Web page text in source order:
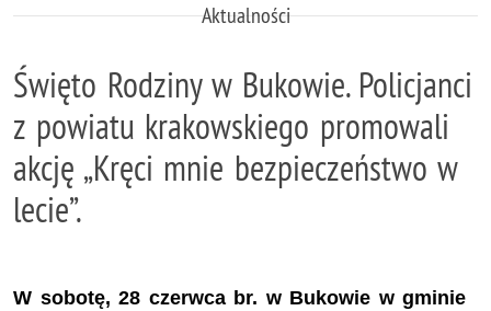
Aktualności
Święto Rodziny w Bukowie. Policjanci
z powiatu krakowskiego promowali
akcję „Kręci mnie bezpieczeństwo w
lecie”.
W sobotę, 28 czerwca br. w Bukowie w gminie